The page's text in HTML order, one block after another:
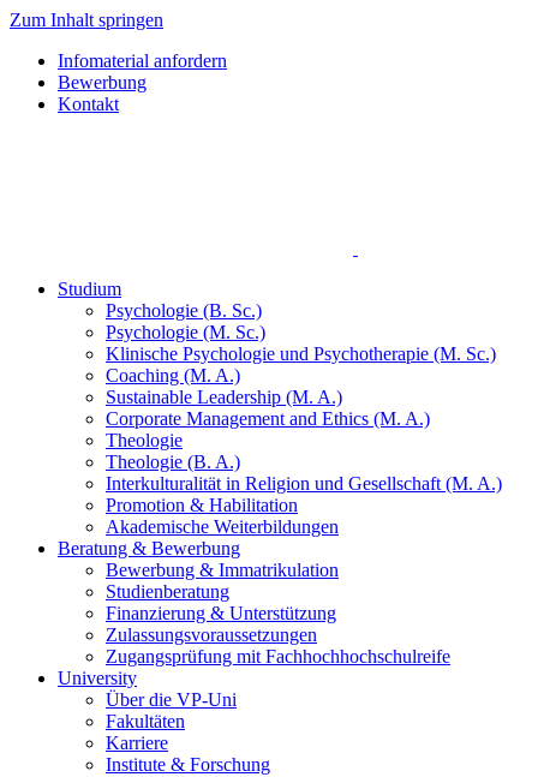
Zum Inhalt springen
Infomaterial anfordern
Bewerbung
Kontakt
Studium
Psychologie (B. Sc.)
Psychologie (M. Sc.)
Klinische Psychologie und Psychotherapie (M. Sc.)
Coaching (M. A.)
Sustainable Leadership (M. A.)
Corporate Management and Ethics (M. A.)
Theologie
Theologie (B. A.)
Interkulturalität in Religion und Gesellschaft (M. A.)
Promotion & Habilitation
Akademische Weiterbildungen
Beratung & Bewerbung
Bewerbung & Immatrikulation
Studienberatung
Finanzierung & Unterstützung
Zulassungsvoraussetzungen
Zugangsprüfung mit Fachhochhochschulreife
University
Über die VP-Uni
Fakultäten
Karriere
Institute & Forschung